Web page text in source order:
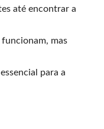
até encontrar a
mas
para a